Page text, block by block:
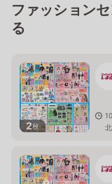
ファッション
る
2枚